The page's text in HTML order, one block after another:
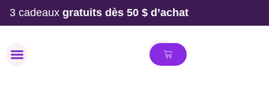
3 cadeaux gratuits dès 50 $ d’achat